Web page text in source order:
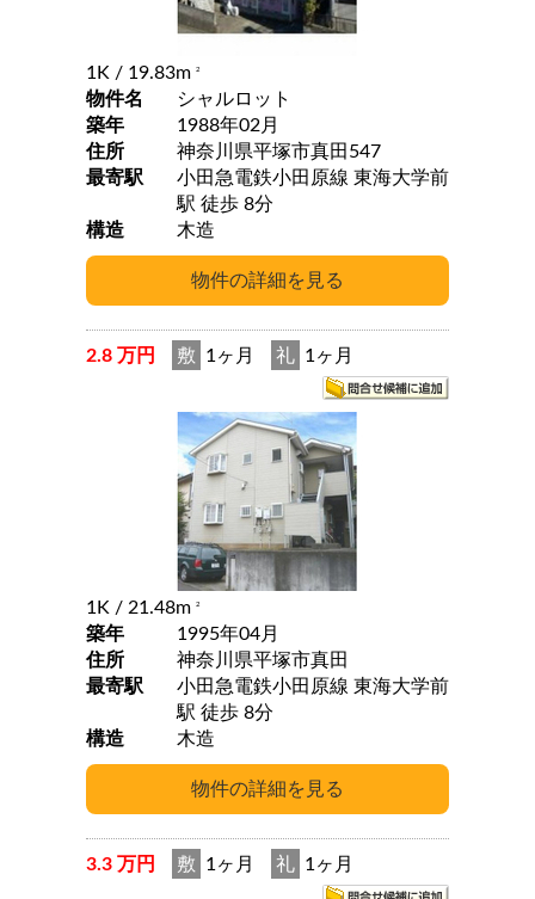
1K / 19.83m 2
物件名
シャルロット
築年
1988年02月
住所
神奈川県平塚市真田547
最寄駅
小田急電鉄小田原線 東海大学前
駅 徒歩 8分
構造
木造
2.8 万円 敷 1ヶ月 礼 1ヶ月
1K / 21.48m 2
築年
1995年04月
住所
神奈川県平塚市真田
最寄駅
小田急電鉄小田原線 東海大学前
駅 徒歩 8分
構造
木造
3.3 万円 敷 1ヶ月 礼 1ヶ月